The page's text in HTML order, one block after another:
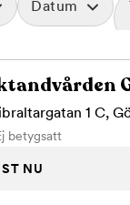
Datum
1 C,
betygsatt
NU